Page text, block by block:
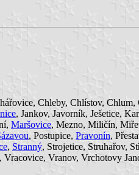
Chleby, Chlístov, Chlum,
, Jankov, Javorník, Ješetice,
Maršovice, Mezno, Miličín,
, Postupice, Pravonín,
, Stranný, Strojetice, Struhařov,
, Vracovice, Vranov, Vrchotovy